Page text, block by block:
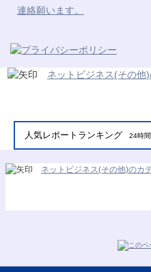
連絡願います。
ネットビジネス(その他
人気レポートランキング 24時
ネットビジネス(その他)のカ